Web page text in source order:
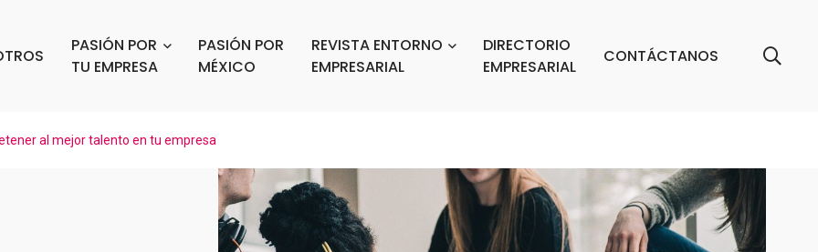
PASIÓN POR
TU EMPRESA
PASIÓN POR
MÉXICO
REVISTA ENTORNO
EMPRESARIAL
DIRECTORIO
EMPRESARIAL
CONTÁCTANOS
al mejor talento en tu empresa